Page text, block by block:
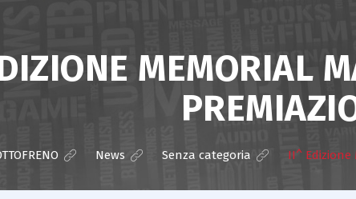
MEMORIAL
News Senza categoria II^ Edizione